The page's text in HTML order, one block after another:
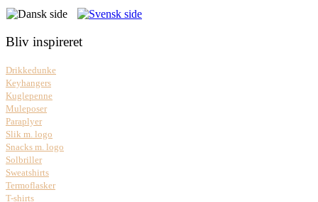
Bliv inspireret
Drikkedunke
Keyhangers
Kuglepenne
Muleposer
Paraplyer
Slik m. logo
Snacks m. logo
Solbriller
Sweatshirts
Termoflasker
T-shirts